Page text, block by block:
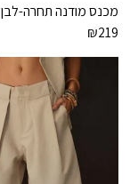
מכנס מודנה תחרה-לבן
₪219